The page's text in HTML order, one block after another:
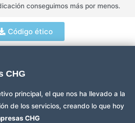
conseguimos más por menos.
Código ético
CHG
principal, el que nos ha llevado a la
de los servicios, creando lo que hoy
CHG